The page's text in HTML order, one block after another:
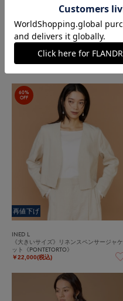
再値下げ
INED L
《大きいサイズ》リネンスペンサージャケ
60%
OFF
再値下げ
INED L
《大きいサイズ》リネンスペンサージャケ
ット《PONTETORTO》
￥22,000(税込)